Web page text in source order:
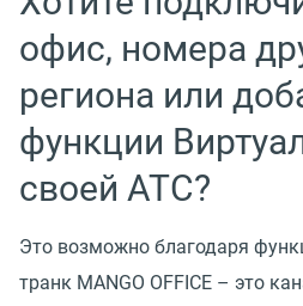
офис, номера
региона или
функции
своей АТС?
Это возможно благодаря
транк MANGO OFFICE – это